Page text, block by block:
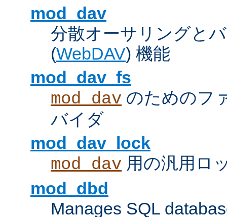
mod_dav
分散オーサリングと
(WebDAV) 機能
mod_dav_fs
mod_dav のためのフ
バイダ
mod_dav_lock
mod_dav 用の汎用ロ
mod_dbd
Manages SQL